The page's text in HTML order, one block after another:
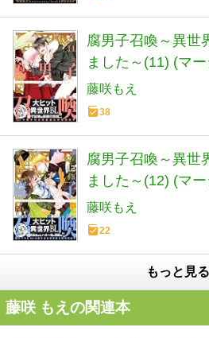
腐男子召喚～異世
ました～(11) (マ
藤咲もえ
38
腐男子召喚～異世
ました～(12) (マ
藤咲もえ
22
もっと見る
藤咲 もえの関連本